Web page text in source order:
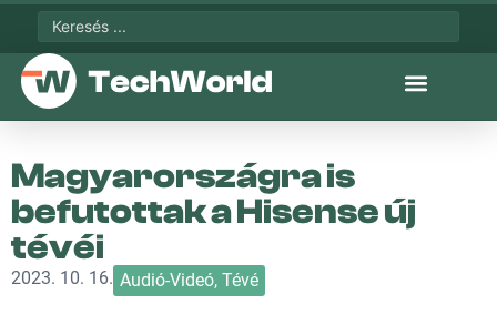
Magyarországra is
befutottak a Hisense új
tévéi
2023. 10. 16. Audió-Videó, Tévé